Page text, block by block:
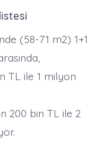
(58-71 m2) 1+1
TL ile 1 milyon
200 bin TL ile 2